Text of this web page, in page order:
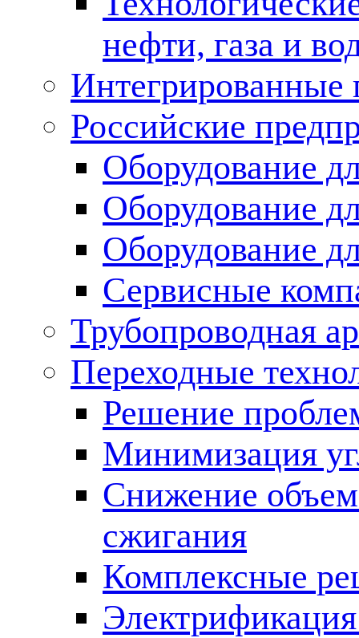
нефти, газа и
Российские
Оборудование
Оборудование
Оборудование
Сервисные
Трубопроводная
Переходные
Решение
Минимизация
Снижение
сжигания
Комплексные